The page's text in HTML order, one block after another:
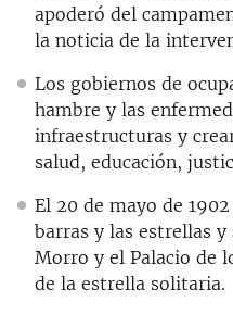
apoderó del
la noticia de la
Los gobiernos de
hambre y las
infraestructuras y
salud, educación,
El 20 de mayo de
barras y las estrellas
Morro y el Palacio de
de la estrella solitaria.